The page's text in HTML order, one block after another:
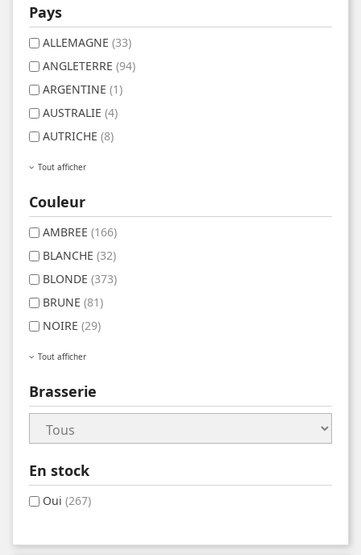
Pays
ALLEMAGNE (33)
ANGLETERRE (94)
ARGENTINE (1)
AUSTRALIE (4)
AUTRICHE (8)
Tout afficher
Couleur
AMBREE (166)
BLANCHE (32)
BLONDE (373)
BRUNE (81)
NOIRE (29)
Tout afficher
Brasserie
En stock
Oui (267)